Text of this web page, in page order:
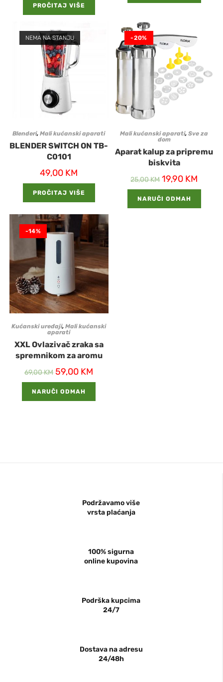
PROČITAJ VIŠE
NEMA NA STANJU
Blenderi,Mali kućanski aparati
BLENDER SWITCH ON TB-
C0101
49,00 KM
PROČITAJ VIŠE
-20%
Mali kućanski aparati,Sve za
dom
Aparat kalup za pripremu
biskvita
25,00KM 19,90 KM
NARUČI ODMAH
-14%
Kućanski uređaji,Mali kućanski
aparati
XXL Ovlazivač zraka sa
spremnikom za aromu
69,00KM 59,00 KM
NARUČI ODMAH
Podržavamo više
vrsta plaćanja
100% sigurna
online kupovina
Podrška kupcima
24/7
Dostava na adresu
24/48h